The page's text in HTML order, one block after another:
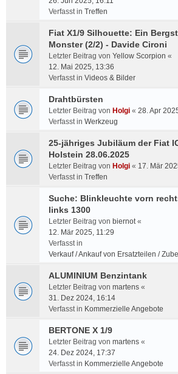
Verfasst in Treffen
Fiat X1/9 Silhouette: Ein
Monster (2/2) - Davide Cironi
Letzter Beitrag von Yellow Scorpion «
12. Mai 2025, 13:36
Verfasst in Videos & Bilder
Drahtbürsten
Letzter Beitrag von Holgi « 28. Apr
Verfasst in Werkzeug
25-jähriges Jubiläum der Fiat
Holstein 28.06.2025
Letzter Beitrag von Holgi « 17. Mär
Verfasst in Treffen
Suche: Blinkleuchte vorn
links 1300
Letzter Beitrag von biernot«
12. Mär 2025, 11:29
Verfasst in
Verkauf / Ankauf von Ersatzteilen /
ALUMINIUM Benzintank
Letzter Beitrag von martens «
31. Dez 2024, 16:14
Verfasst in Kommerzielle Angebote
BERTONE X 1/9
Letzter Beitrag von martens «
24. Dez 2024, 17:37
Verfasst in Kommerzielle Angebote